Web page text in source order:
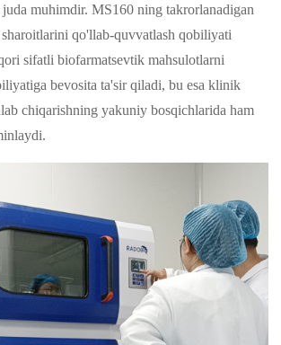
muhimdir. MS160 ning takrorlanadigan
qo'llab-quvvatlash qobiliyati
sifatli biofarmatsevtik mahsulotlarni
bevosita ta'sir qiladi, bu esa klinik
chiqarishning yakuniy bosqichlarida ham